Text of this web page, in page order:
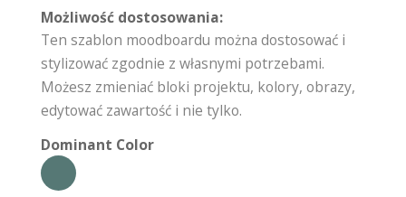
Możliwość dostosowania:
Ten szablon moodboardu można dostosować i
stylizować zgodnie z własnymi potrzebami.
Możesz zmieniać bloki projektu, kolory, obrazy,
edytować zawartość i nie tylko.
Dominant Color